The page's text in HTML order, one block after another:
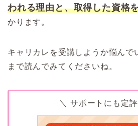
われる理由と、取得した資格
かります。
キャリカレを受講しようか悩んで
まで読んでみてくださいね。
＼ サポートにも定